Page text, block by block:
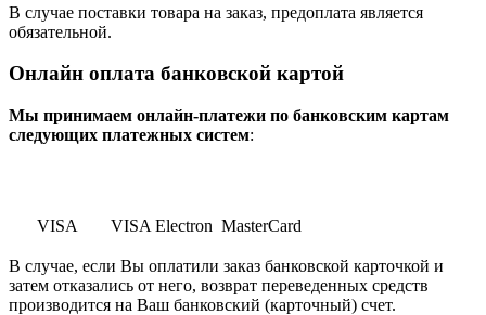
В случае поставки товара на заказ, предоплата является
обязательной.
Онлайн оплата банковской картой
Мы принимаем онлайн-платежи по банковским картам
cледующих платежных систем:
VISA VISA Electron MasterCard
В случае, если Вы оплатили заказ банковской карточкой и
затем отказались от него, возврат переведенных средств
производится на Ваш банковский (карточный) счет.